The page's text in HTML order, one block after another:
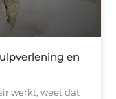
en
werkt, weet dat